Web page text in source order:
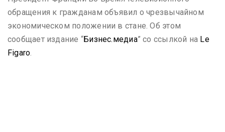
обращения к гражданам объявил о чрезвычайном
экономическом положении в стане. Об этом
сообщает издание “Бизнес.медиа” со ссылкой на Le
Figaro.